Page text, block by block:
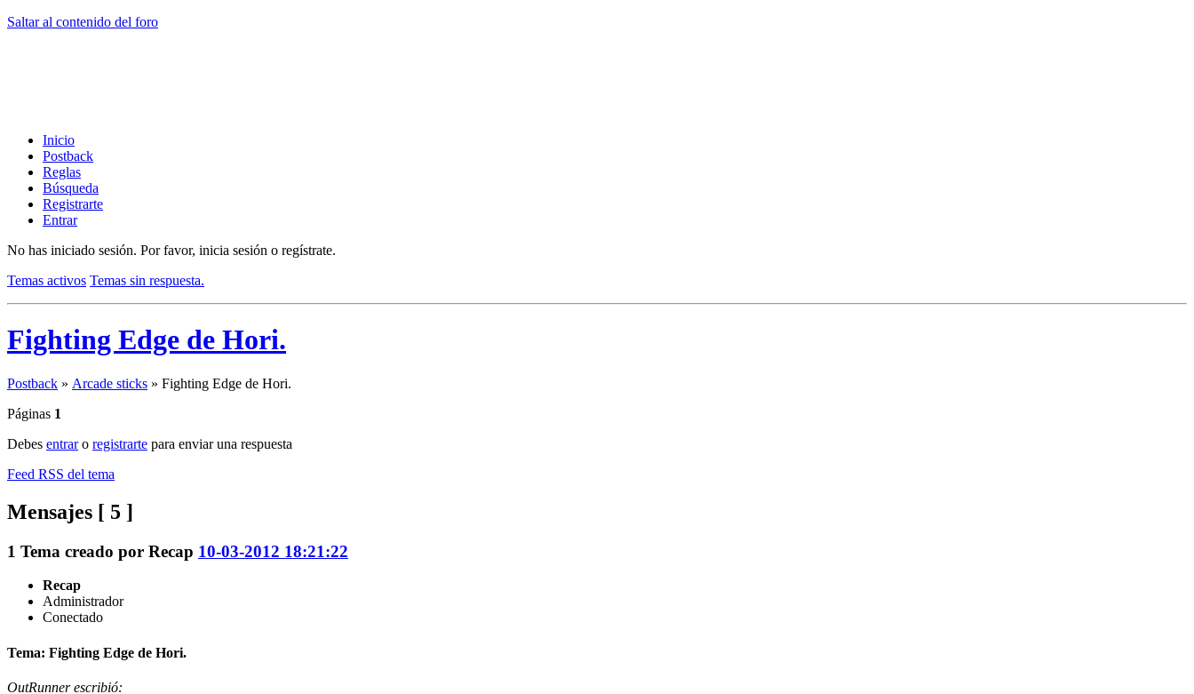
Saltar al contenido del foro
Inicio
Postback
Reglas
Búsqueda
Registrarte
Entrar
No has iniciado sesión. Por favor, inicia sesión o regístrate.
Temas activos Temas sin respuesta.
Fighting Edge de Hori.
Postback » Arcade sticks » Fighting Edge de Hori.
Páginas 1
Debes entraro registrarte para enviar una respuesta
Feed RSS del tema
Mensajes [ 5 ]
1 Tema creado por Recap 10-03-2012 18:21:22
Recap
Administrador
Conectado
Tema: Fighting Edge de Hori.
OutRunner escribió: